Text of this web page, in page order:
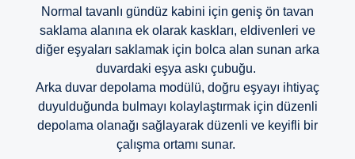
Normal tavanlı gündüz kabini için geniş ön tavan
saklama alanına ek olarak kaskları, eldivenleri ve
diğer eşyaları saklamak için bolca alan sunan arka
duvardaki eşya askı çubuğu.
Arka duvar depolama modülü, doğru eşyayı ihtiyaç
duyulduğunda bulmayı kolaylaştırmak için düzenli
depolama olanağı sağlayarak düzenli ve keyifli bir
çalışma ortamı sunar.